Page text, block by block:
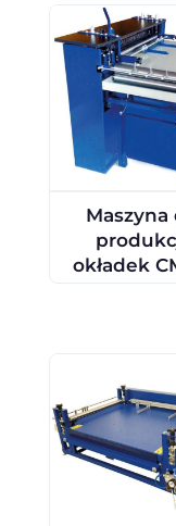
Maszyna
okładek